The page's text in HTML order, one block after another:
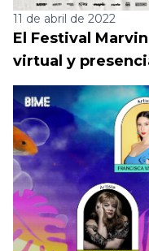
11 de abril de 2022
El Festival
virtual y